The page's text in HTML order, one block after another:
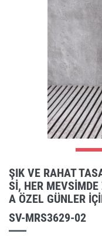
ŞIK VE RAHAT
SI, HER
A ÖZEL GÜNLER
SV-MRS3629-02